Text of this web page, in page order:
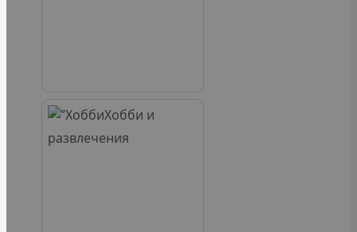
Хобби и
развлечения